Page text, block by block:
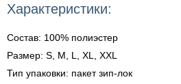
Характеристики:
Состав: 100% полиэстер
Размер: S, M, L, XL, XXL
Тип упаковки: пакет зип-лок